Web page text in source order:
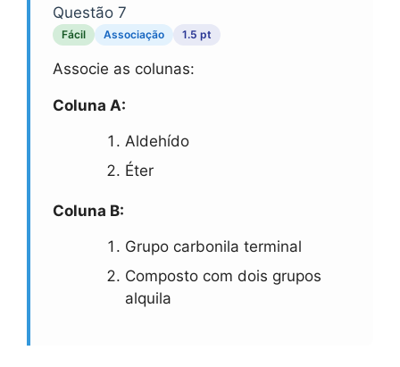
Questão 7
Fácil Associação 1.5 pt
Associe as colunas:
Coluna A:
Aldehído
Éter
Coluna B:
Grupo carbonila terminal
Composto com dois grupos
alquila